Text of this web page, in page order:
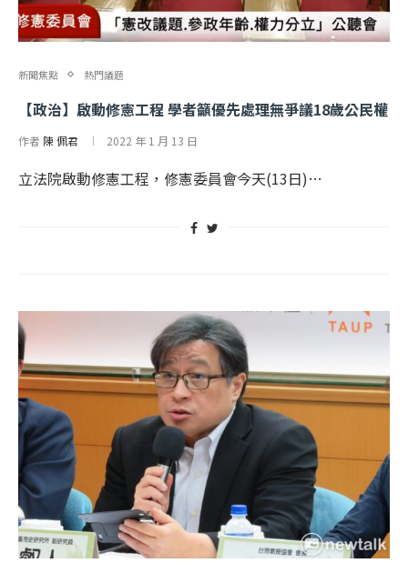
新聞焦點 熱門議題
【政治】啟動修憲工程 學者籲優先處理無爭議18歲公民權
作者 陳 佩君 2022 年 1 月 13 日
立法院啟動修憲工程，修憲委員會今天(13日)…